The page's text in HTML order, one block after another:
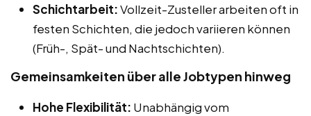
Schichtarbeit:Vollzeit-Zusteller arbeiten oft in
festen Schichten, die jedoch variieren können
(Früh-, Spät- und Nachtschichten).
Gemeinsamkeiten über alle Jobtypen hinweg
Hohe Flexibilität: Unabhängig vom